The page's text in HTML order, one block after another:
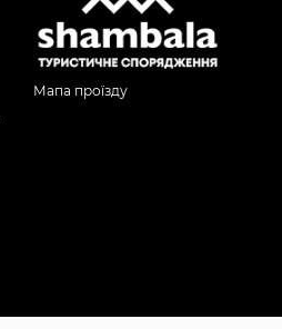
Мапа проїзду